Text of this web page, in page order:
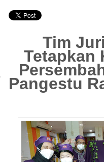
Tim
Tetapkan
Pangestu